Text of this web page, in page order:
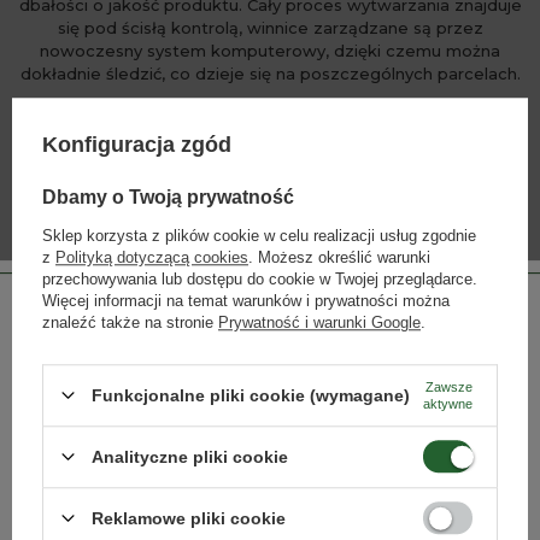
dbałości o jakość produktu. Cały proces wytwarzania znajduje
się pod ścisłą kontrolą, winnice zarządzane są przez
nowoczesny system komputerowy, dzięki czemu można
dokładnie śledzić, co dzieje się na poszczególnych parcelach.
INNE PRODUKTY PRODUCENTA
Lista alkoholi producenta
Strona przeznaczona dla osób pełnoletnich.
Czy masz ukończone 18 lat?
Konfiguracja zgód
Dbamy o Twoją prywatność
Sklep korzysta z plików cookie w celu realizacji usług zgodnie
z Polityką dotyczącą cookies . Możesz określić warunki
przechowywania lub dostępu do cookie w Twojej przeglądarce.
Więcej informacji na temat warunków i prywatności można
znaleźć także na stronie Prywatność i warunki Google
Funkcjonalne pliki cookie (wymagane)
Zawsze
aktywne
Analityczne pliki cookie
Reklamowe pliki cookie